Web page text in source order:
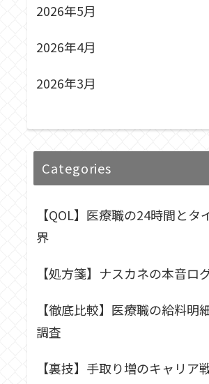
2026年5月
2026年4月
2026年3月
Categories
【QOL】医療職の24時間とタ
界
【処方箋】ナスカネの本音ロ
【徹底比較】医療職の給料明
調査
【裏技】手取り増のキャリア